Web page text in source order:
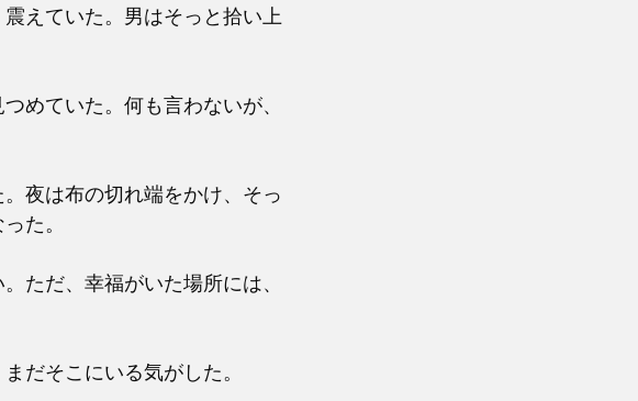
えていた。男はそっと拾い上
めていた。何も言わないが、
夜は布の切れ端をかけ、そっ
た。
ただ、幸福がいた場所には、
だそこにいる気がした。